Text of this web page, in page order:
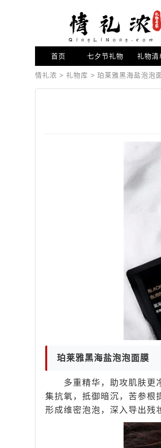
首页 七夕节礼物 礼物清
情礼浓 > 礼物库 > 珀莱雅黑海盐泡泡
珀莱雅黑海盐泡泡面膜
多重精华，助攻肌肤更净
集抗氧，抵御暗沉，苦参根
形成维密泡泡，深入导出残